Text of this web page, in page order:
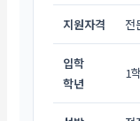
지원자격 전
입학
학년
1